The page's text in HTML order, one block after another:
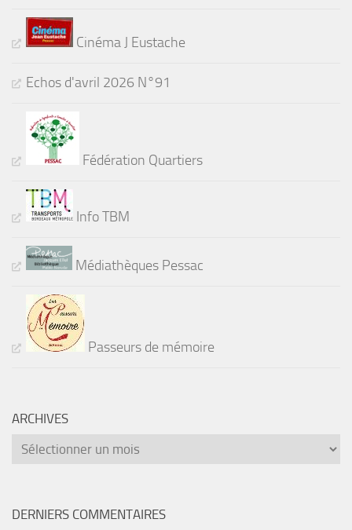
Cinéma J Eustache
Echos d'avril 2026 N°91
Fédération Quartiers
Info TBM
Médiathèques Pessac
Passeurs de mémoire
ARCHIVES
Archives
DERNIERS COMMENTAIRES